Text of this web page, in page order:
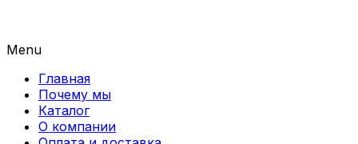
Menu
Главная
Почему мы
Каталог
О компании